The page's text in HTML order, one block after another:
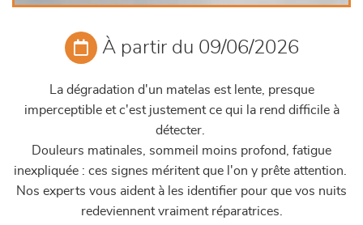
À partir du 09/06/2026
La dégradation d'un matelas est lente, presque
imperceptible et c'est justement ce qui la rend difficile à
détecter.
Douleurs matinales, sommeil moins profond, fatigue
inexpliquée : ces signes méritent que l'on y prête attention.
Nos experts vous aident à les identifier pour que vos nuits
redeviennent vraiment réparatrices.